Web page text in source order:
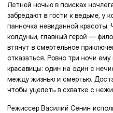
Летней ночью в поисках
забредают в гости к ведьме, у
панночка невиданной красоты.
колдуньи, главный герой —
втянут в смертельное
отказаться. Ровно три ночи
красавицы: один на один с
между жизнью и смертью.
чтобы уцелеть в схватке с
Режиссер Василий Сенин